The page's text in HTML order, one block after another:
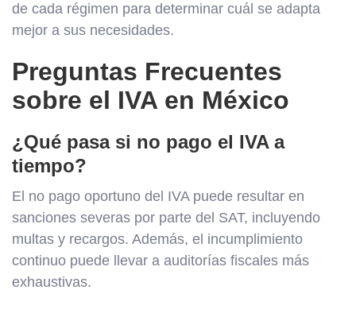
de cada régimen para determinar cuál se adapta
mejor a sus necesidades.
Preguntas Frecuentes
sobre el IVA en México
¿Qué pasa si no pago el IVA a
tiempo?
El no pago oportuno del IVA puede resultar en
sanciones severas por parte del SAT, incluyendo
multas y recargos. Además, el incumplimiento
continuo puede llevar a auditorías fiscales más
exhaustivas.